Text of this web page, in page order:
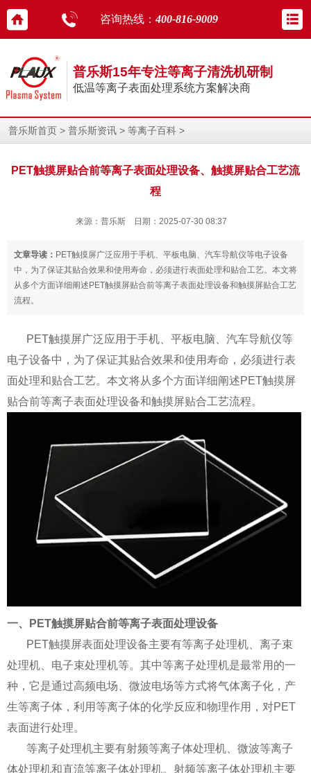
咨询热线： 400-816-9009
普乐斯15年专注等离子清洗机研制
低温等离子表面处理系统方案解决商
普乐斯首页 > 普乐斯资讯 > 等离子百科 >
PET触摸屏贴合前等离子表面处理设备、触摸屏贴合工艺流
程
来源：普乐斯 日期：2025-07-30 08:37
文章导读： PET触摸屏广泛应用于手机、平板电脑、汽车导航仪等电子设备
中，为了保证其贴合效果和使用寿命，必须进行表面处理和贴合工艺。本文将
从多个方面详细阐述PET触摸屏贴合前等离子表面处理设备和触摸屏贴合工艺
流程。
PET触摸屏广泛应用于手机、平板电脑、汽车导航仪等
电子设备中，为了保证其贴合效果和使用寿命，必须进行表
面处理和贴合工艺。本文将从多个方面详细阐述PET触摸屏
贴合前等离子表面处理设备和触摸屏贴合工艺流程。
一、PET触摸屏贴合前等离子表面处理设备
PET触摸屏表面处理设备主要有等离子处理机、离子束
处理机、电子束处理机等。其中等离子处理机是最常用的一
种，它是通过高频电场、微波电场等方式将气体离子化，产
生等离子体，利用等离子体的化学反应和物理作用，对PET
表面进行处理。
等离子处理机主要有射频等离子体处理机、微波等离子
体处理机和直流等离子体处理机。射频等离子体处理机主要